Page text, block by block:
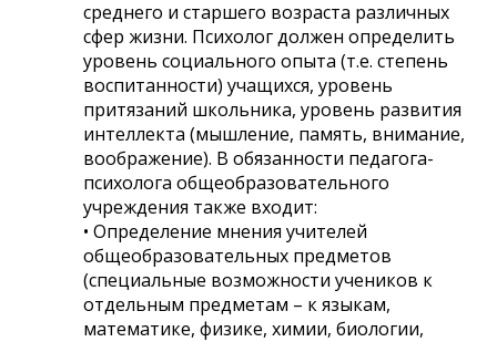
среднего и старшего возраста различных
сфер жизни. Психолог должен определить
уровень социального опыта (т.е. степень
воспитанности) учащихся, уровень
притязаний школьника, уровень развития
интеллекта (мышление, память, внимание,
воображение). В обязанности педагога-
психолога общеобразовательного
учреждения также входит:
• Определение мнения учителей
общеобразовательных предметов
(специальные возможности учеников к
отдельным предметам – к языкам,
математике, физике, химии, биологии,